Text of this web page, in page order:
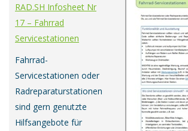
RAD.SH Infosheet Nr
17 – Fahrrad
Servicestationen
Fahrrad-
Servicestationen oder
Radreparaturstationen
sind gern genutzte
Hilfsangebote für